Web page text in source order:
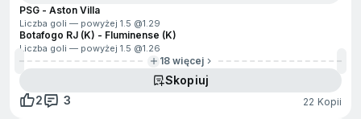
PSG - Aston Villa
Liczba goli — powyżej 1.5 @1.29
Botafogo RJ (K) - Fluminense (K)
Liczba goli — powyżej 1.5 @1.26
18 więcej
Skopiuj
2
3 22 Kopii